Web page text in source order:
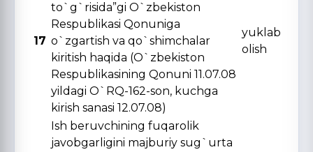
17
to`g`risida”gi O`zbekiston
Respublikasi Qonuniga
o`zgartish va qo`shimchalar
kiritish haqida (O`zbekiston
Respublikasining Qonuni 11.07.08
yildagi O`RQ-162-son, kuchga
kirish sanasi 12.07.08)
yuklab
olish
Ish beruvchining fuqarolik
javobgarligini majburiy sug`urta